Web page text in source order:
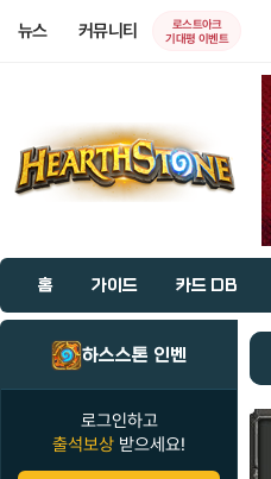
뉴스 커뮤니티
로스트아크
기대평 이벤트
홈 가이드 카드 DB
하스스톤 인벤
로그인하고
출석보상 받으세요!